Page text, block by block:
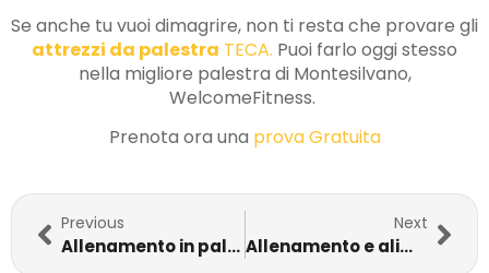
Se anche tu vuoi dimagrire, non ti resta che provare gli
attrezzi da palestra TECA. Puoi farlo oggi stesso
nella migliore palestra di Montesilvano,
WelcomeFitness.
Prenota ora una prova Gratuita
Previous
Allenamento in palestra: scopri WelcomeFitness, palestra Montesilvano
Next
Allenamento e alimentazione, la chiave del successo in palestra